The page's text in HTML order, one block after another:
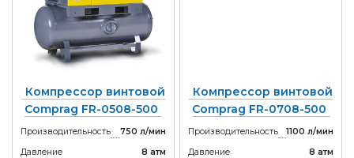
Компрессор винтовой
Comprag FR-0508-500
Производительность
750 л/мин
Давление
8 атм
Компрессор винтовой
Comprag FR-0708-500
Производительность
1100 л/мин
Давление
8 атм